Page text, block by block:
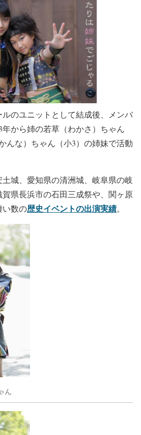
のユニットとして結成後、メンバ
年から姉の若草（わかさ）ちゃん
んな）ちゃん（小3）の姉妹で活動
城、愛知県の清洲城、岐阜県の岐
県長浜市の石田三成祭や、関ヶ原
い数の歴史イベントの出演実績。
ん